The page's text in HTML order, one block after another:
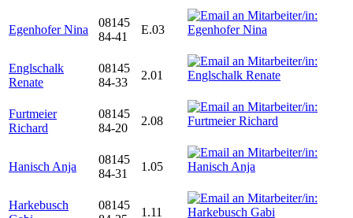
Egenhofer Nina
08145
84-41
E.03
Englschalk
Renate
08145
84-33
2.01
Furtmeier
Richard
08145
84-20
2.08
Hanisch Anja
08145
84-31
1.05
Harkebusch
08145
1.11